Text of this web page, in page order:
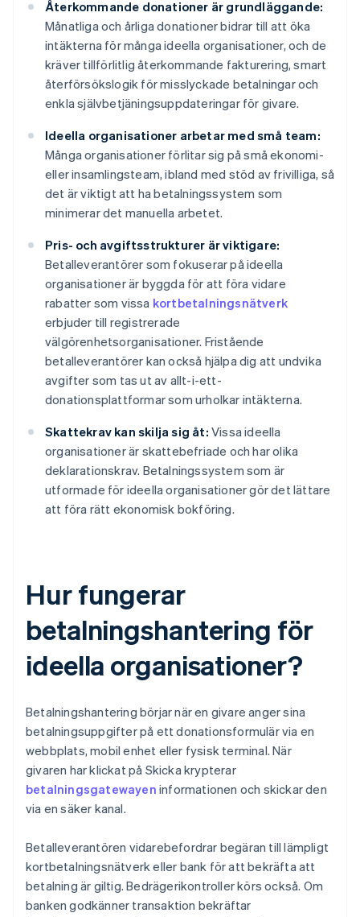
Återkommande donationer är grundläggande:
Månatliga och årliga donationer bidrar till att öka
intäkterna för många ideella organisationer, och de
kräver tillförlitlig återkommande fakturering, smart
återförsökslogik för misslyckade betalningar och
enkla självbetjäningsuppdateringar för givare.
Ideella organisationer arbetar med små team:
Många organisationer förlitar sig på små ekonomi-
eller insamlingsteam, ibland med stöd av frivilliga, så
det är viktigt att ha betalningssystem som
minimerar det manuella arbetet.
Pris- och avgiftsstrukturer är viktigare:
Betalleverantörer som fokuserar på ideella
organisationer är byggda för att föra vidare
rabatter som vissa kortbetalningsnätverk
erbjuder till registrerade
välgörenhetsorganisationer. Fristående
betalleverantörer kan också hjälpa dig att undvika
avgifter som tas ut av allt-i-ett-
donationsplattformar som urholkar intäkterna.
Skattekrav kan skilja sig åt: Vissa ideella
organisationer är skattebefriade och har olika
deklarationskrav. Betalningssystem som är
utformade för ideella organisationer gör det lättare
att föra rätt ekonomisk bokföring.
Hur fungerar
betalningshantering för
ideella organisationer?
Betalningshantering börjar när en givare anger sina
betalningsuppgifter på ett donationsformulär via en
webbplats, mobil enhet eller fysisk terminal. När
givaren har klickat på Skicka krypterar
betalningsgatewayen informationen och skickar den
via en säker kanal.
Betalleverantören vidarebefordrar begäran till lämpligt
kortbetalningsnätverk eller bank för att bekräfta att
betalning är giltig. Bedrägerikontroller körs också. Om
banken godkänner transaktion bekräftar